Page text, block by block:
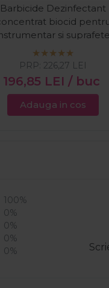
Barbicide Dezinfectant
biocid
si suprafete
2000ml
196,85 LEI / buc
PRP: 226,27 LEI
Adauga in cos
100%
0%
0%
0%
0%